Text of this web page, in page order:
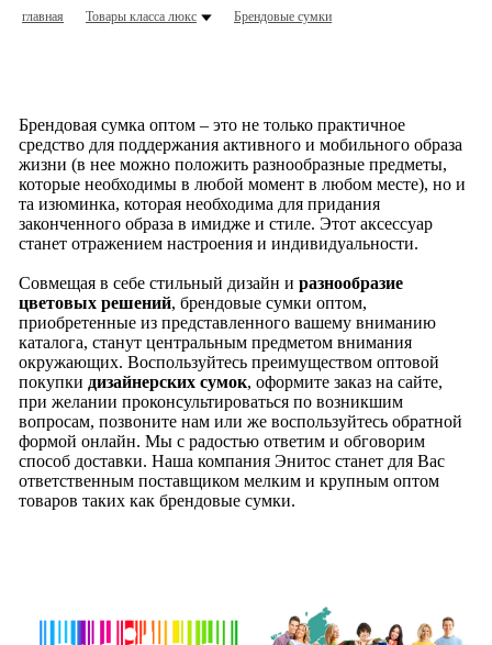
главная Товары класса люкс Брендовые сумки
Брендовая сумка оптом – это не только практичное
средство для поддержания активного и мобильного образа
жизни (в нее можно положить разнообразные предметы,
которые необходимы в любой момент в любом месте), но и
та изюминка, которая необходима для придания
законченного образа в имидже и стиле. Этот аксессуар
станет отражением настроения и индивидуальности.
Совмещая в себе стильный дизайн и разнообразие
цветовых решений, брендовые сумки оптом,
приобретенные из представленного вашему вниманию
каталога, станут центральным предметом внимания
окружающих. Воспользуйтесь преимуществом оптовой
покупки дизайнерских сумок, оформите заказ на сайте,
при желании проконсультироваться по возникшим
вопросам, позвоните нам или же воспользуйтесь обратной
формой онлайн. Мы с радостью ответим и обговорим
способ доставки. Наша компания Энитос станет для Вас
ответственным поставщиком мелким и крупным оптом
товаров таких как брендовые сумки.